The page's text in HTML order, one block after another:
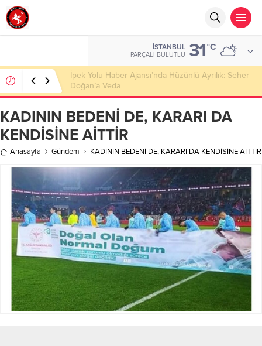
İSTANBUL
PARÇALI BULUTLU 31°C
Başkan Nihat Öztürk, Şanahan’da Hacı Eryaman’a
Misafir Oldu
KADININ BEDENİ DE, KARARI DA
KENDİSİNE AİTTİR
Anasayfa Gündem KADININ BEDENİ DE, KARARI DA KENDİSİNE AİTTİR